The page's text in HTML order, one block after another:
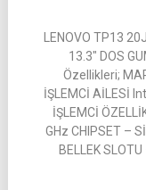
LENOVO TP13
13.3″ DOS
Özellikleri;
İŞLEMCİ AİLESİ
İŞLEMCİ
GHz CHIPSET –
BELLEK